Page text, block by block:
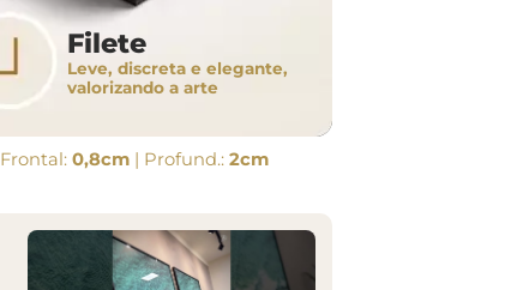
Filete
Leve, discreta e elegante,
valorizando a arte
Frontal:0,8cm | Profund.:2cm